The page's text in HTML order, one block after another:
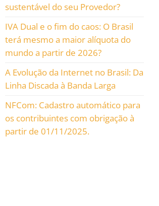
sustentável do seu Provedor?
IVA Dual e o fim do caos: O Brasil
terá mesmo a maior alíquota do
mundo a partir de 2026?
A Evolução da Internet no Brasil: Da
Linha Discada à Banda Larga
NFCom: Cadastro automático para
os contribuintes com obrigação à
partir de 01/11/2025.